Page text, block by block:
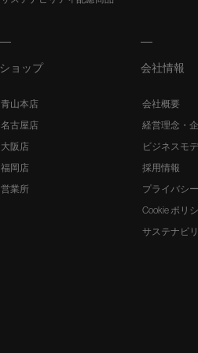
ショップ
青山本店
名古屋店
大阪店
福岡店
営業所
会社情報
会社概要
経営理念・
ビジネスモ
採用情報
プライバシ
Cookie ポリ
サステナビ